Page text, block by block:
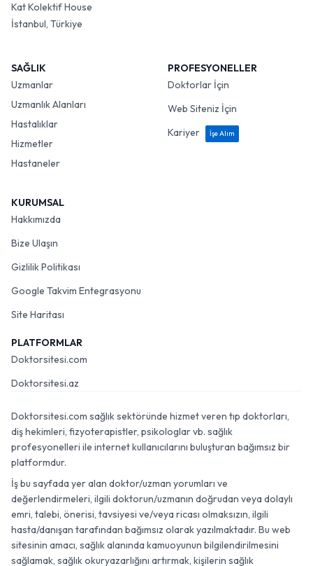
Kat Kolektif House
İstanbul, Türkiye
SAĞLIK
Uzmanlar
Uzmanlık Alanları
Hastalıklar
Hizmetler
Hastaneler
PROFESYONELLER
Doktorlar İçin
Web Siteniz İçin
Kariyer
İşe Alım
KURUMSAL
Hakkımızda
Bize Ulaşın
Gizlilik Politikası
Google Takvim Entegrasyonu
Site Haritası
PLATFORMLAR
Doktorsitesi.com
Doktorsitesi.az
Doktorsitesi.com sağlık sektöründe hizmet veren tıp doktorları,
diş hekimleri, fizyoterapistler, psikologlar vb. sağlık
profesyonelleri ile internet kullanıcılarını buluşturan bağımsız bir
platformdur.
İş bu sayfada yer alan doktor/uzman yorumları ve
değerlendirmeleri, ilgili doktorun/uzmanın doğrudan veya dolaylı
emri, talebi, önerisi, tavsiyesi ve/veya ricası olmaksızın, ilgili
hasta/danışan tarafından bağımsız olarak yazılmaktadır. Bu web
sitesinin amacı, sağlık alanında kamuoyunun bilgilendirilmesini
sağlamak, sağlık okuryazarlığını artırmak, kişilerin sağlık